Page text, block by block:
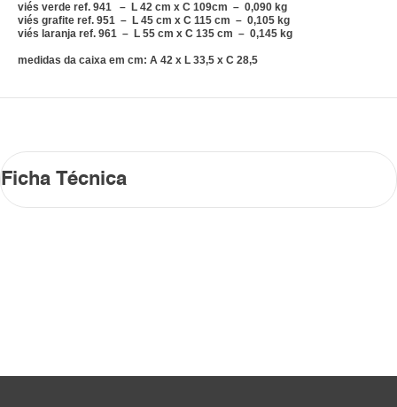
viés verde ref. 941 – L 42 cm x C 109cm – 0,090 kg
viés grafite ref. 951 – L 45 cm x C 115 cm – 0,105 kg
viés laranja ref. 961 – L 55 cm x C 135 cm – 0,145 kg
medidas da caixa em cm: A 42 x L 33,5 x C 28,5
Ficha Técnica